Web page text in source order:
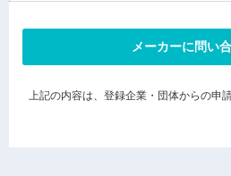
メーカーに問い
上記の内容は、登録企業・団体からの申